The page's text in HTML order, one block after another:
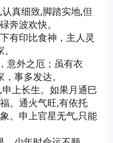
真细致,脚踏实地,但
奔波欢快。
有印比食神，主人灵
意外之厄；虽有衣
事多发达。
上长生。如果月通巳
。通火气旺,有依托
。申上官星无气,只能